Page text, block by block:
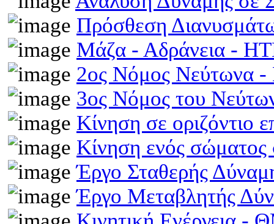
Πρόσθεση
Μάζα - Αδράνεια -
2ος Νόμος Νεύτωνα
3ος Νόμος του
Κίνηση σε οριζόντιο
Κίνηση ενός
Έργο Σταθερής
Έργο Μεταβλητής